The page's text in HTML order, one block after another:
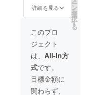
枚目の
ま
す。）
・3月に
行われ
る引退
公演の
エンド
ロール
に特別
き、必
ずお客
様のお
手元に
お届け
しま
す。 ※
企業様
のフラ
イヤー
は御社
作成で
詳細を見る ー
ン
を
選
択
す
る
このプロ
ジェクト
は、 All-In方
式です。
目標金額に
関わらず、